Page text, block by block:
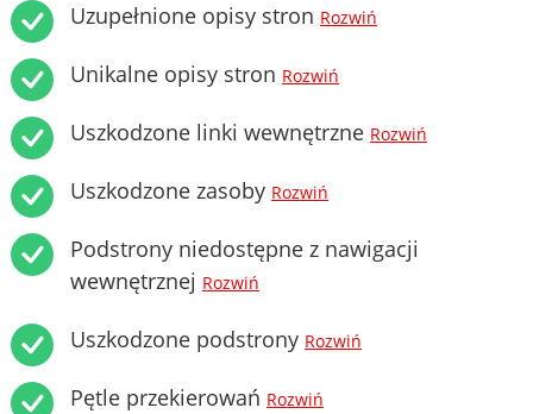
Uzupełnione opisy stron Rozwiń
Unikalne opisy stron Rozwiń
Uszkodzone linki wewnętrzne Rozwiń
Uszkodzone zasoby Rozwiń
Podstrony niedostępne z nawigacji
wewnętrznej Rozwiń
Uszkodzone podstrony Rozwiń
Pętle przekierowań Rozwiń